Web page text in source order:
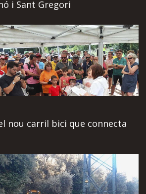
i Sant Gregori
nou carril bici que connecta